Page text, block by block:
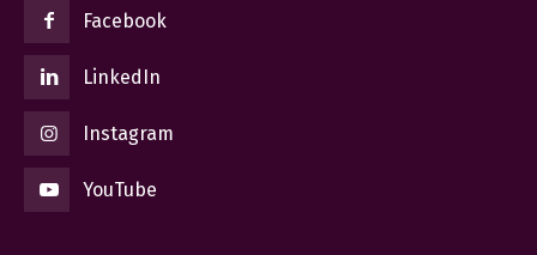
Facebook
LinkedIn
Instagram
YouTube